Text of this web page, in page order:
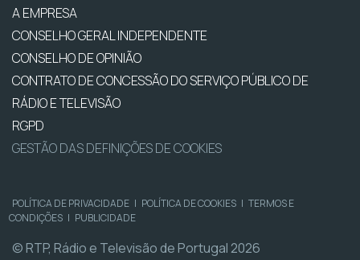
A EMPRESA
CONSELHO GERAL INDEPENDENTE
CONSELHO DE OPINIÃO
CONTRATO DE CONCESSÃO DO SERVIÇO PÚBLICO DE
RÁDIO E TELEVISÃO
RGPD
GESTÃO DAS DEFINIÇÕES DE COOKIES
POLÍTICA DE PRIVACIDADE | POLÍTICA DE COOKIES | TERMOS E
CONDIÇÕES | PUBLICIDADE
© RTP, Rádio e Televisão de Portugal 2026